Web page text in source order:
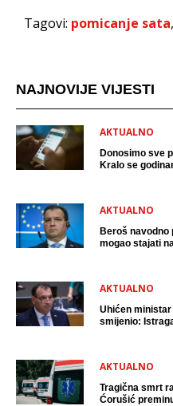
Tagovi: pomicanje sata,
NAJNOVIJE VIJESTI
AKTUALNO
Donosimo sve
Kralo se
AKTUALNO
Beroš navodno
mogao stajati
AKTUALNO
Uhićen
smijenio:
AKTUALNO
Tragična smrt
Ćorušić